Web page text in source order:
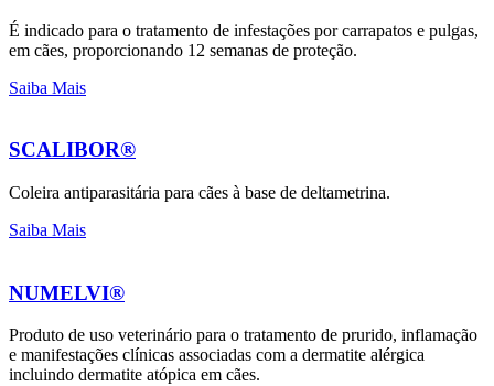
É indicado para o tratamento de infestações por carrapatos e pulgas,
em cães, proporcionando 12 semanas de proteção.
Saiba Mais
SCALIBOR®
Coleira antiparasitária para cães à base de deltametrina.
Saiba Mais
NUMELVI®
Produto de uso veterinário para o tratamento de prurido, inflamação
e manifestações clínicas associadas com a dermatite alérgica
incluindo dermatite atópica em cães.